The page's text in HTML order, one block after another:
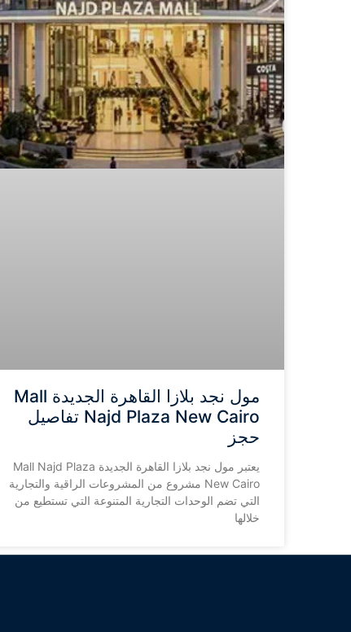
مول نجد بلازا القاهرة الجديدة Mall
Najd Plaza New Cairo تفاصيل
حجز
يعتبر مول نجد بلازا القاهرة الجديدة Mall Najd Plaza
New Cairo مشروع من المشروعات الراقية والتجارية
التي تضم الوحدات التجارية المتنوعة التي تستطيع من
خلالها